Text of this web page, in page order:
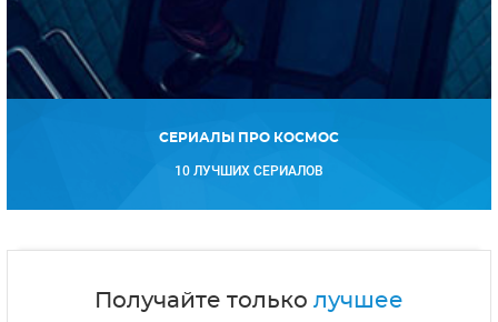
СЕРИАЛЫ ПРО КОСМОС
10 ЛУЧШИХ СЕРИАЛОВ
Получайте только лучшее